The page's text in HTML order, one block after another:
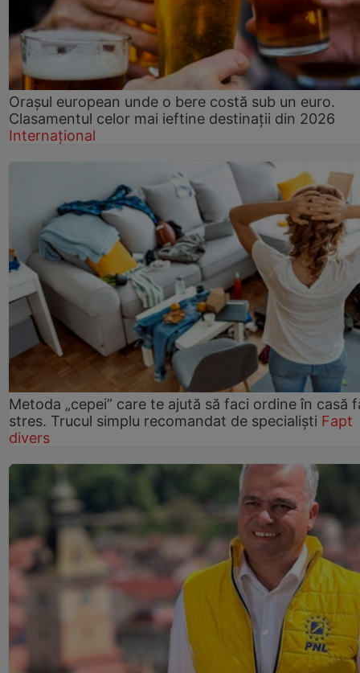
Orașul european unde o bere costă sub un euro.
Clasamentul celor mai ieftine destinații din 2026
Internațional
Metoda „cepei” care te ajută să faci ordine în casă
stres. Trucul simplu recomandat de specialiști Fapt
divers